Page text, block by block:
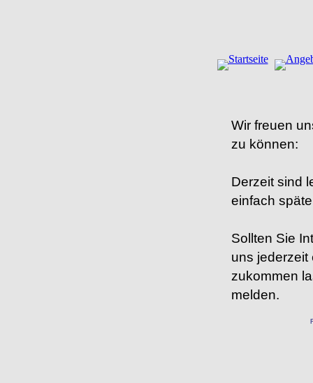
Wir freuen
zu können:
Derzeit sind
einfach
Sollten Sie
uns
zukommen
melden.